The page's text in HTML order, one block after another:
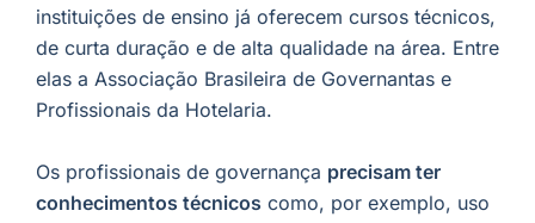
instituições de ensino já oferecem cursos técnicos,
de curta duração e de alta qualidade na área. Entre
elas a Associação Brasileira de Governantas e
Profissionais da Hotelaria.
Os profissionais de governança precisam ter
conhecimentos técnicos como, por exemplo, uso